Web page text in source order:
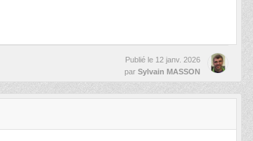
Publié le 12 janv. 2026
par Sylvain MASSON